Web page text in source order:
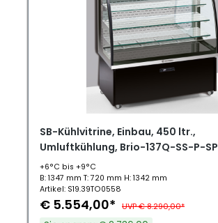
SB-Kühlvitrine, Einbau, 450 ltr.,
Umluftkühlung, Brio-137Q-SS-P-SP
+6°C bis +9°C
B: 1347 mm T: 720 mm H: 1342 mm
Artikel: S19.39TO0558
€ 5.554,00* UVP € 8.290,00*